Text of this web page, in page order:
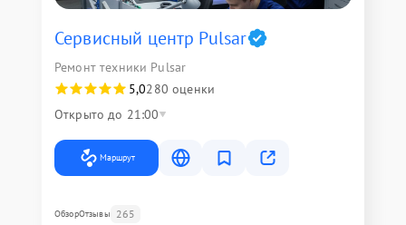
Сервисный центр Pulsar
Ремонт техники Pulsar
5,0280 оценки
Открыто до 21:00
Маршрут
ОбзорОтзывы 265